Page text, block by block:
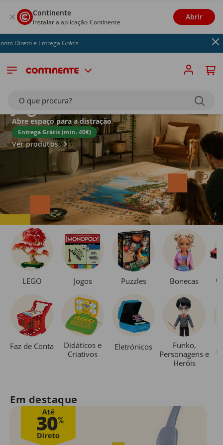
Continente
Instalar a aplicação Continente
Abrir
Grátis
O que procura?
Jogos
Abre espaço para a distração
Entrega Grátis (min. 40€)
Ver produtos
LEGO Jogos Puzzles Bonecas
Faz de Conta
Didáticos e
Criativos
Eletrónicos
Funko,
Personagens e
Heróis
Em destaque